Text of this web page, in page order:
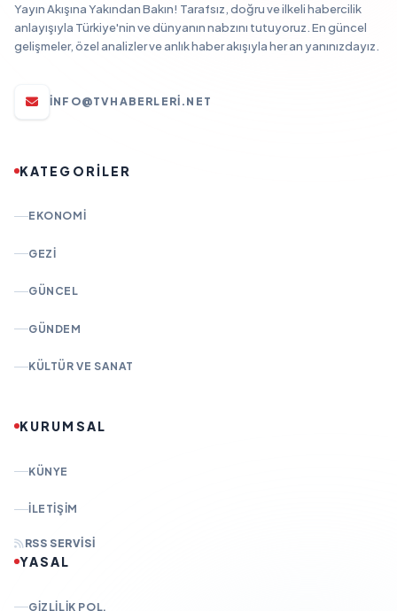
Yayın Akışına Yakından Bakın! Tarafsız, doğru ve ilkeli habercilik
anlayışıyla Türkiye'nin ve dünyanın nabzını tutuyoruz. En güncel
gelişmeler, özel analizler ve anlık haber akışıyla her an yanınızdayız.
INFO@TVHABERLERI.NET
KATEGORİLER
EKONOMI
GEZI
GÜNCEL
GÜNDEM
KÜLTÜR VE SANAT
KURUMSAL
KÜNYE
İLETIŞIM
RSS SERVISI
YASAL
GIZLILIK POL.